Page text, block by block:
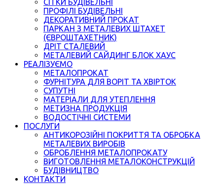
СІТКИ БУДІВЕЛЬНІ
ПРОФІЛІ БУДІВЕЛЬНІ
ДЕКОРАТИВНИЙ ПРОКАТ
ПАРКАН З МЕТАЛЕВИХ ШТАХЕТ
(ЄВРОШТАХЕТНИК)
ДРІТ СТАЛЕВИЙ
МЕТАЛЕВИЙ САЙДИНГ БЛОК ХАУС
РЕАЛІЗУЄМО
МЕТАЛОПРОКАТ
ФУРНІТУРА ДЛЯ ВОРІТ ТА ХВІРТОК
СУПУТНІ
МАТЕРІАЛИ ДЛЯ УТЕПЛЕННЯ
МЕТИЗНА ПРОДУКЦІЯ
ВОДОСТІЧНІ СИСТЕМИ
ПОСЛУГИ
АНТИКОРОЗІЙНІ ПОКРИТТЯ ТА ОБРОБКА
МЕТАЛЕВИХ ВИРОБІВ
ОБРОБЛЕННЯ МЕТАЛОПРОКАТУ
ВИГОТОВЛЕННЯ МЕТАЛОКОНСТРУКЦІЙ
БУДІВНИЦТВО
КОНТАКТИ